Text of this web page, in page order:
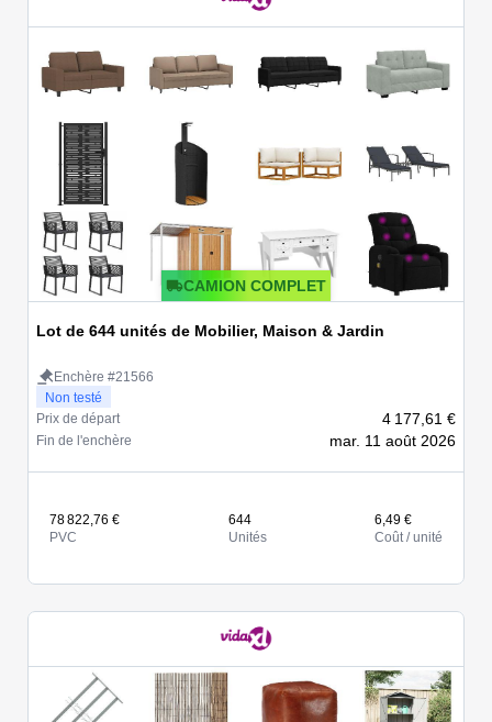
CAMION COMPLET
Lot de 644 unités de Mobilier, Maison & Jardin
Enchère #21566
Non testé
Prix de départ
4 177,61 €
Fin de l'enchère mar. 11 août 2026
78 822,76 €
PVC
644
Unités
6,49 €
Coût / unité